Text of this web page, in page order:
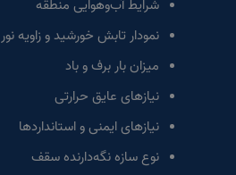
شرایط آب‌وهوایی منطقه
نمودار تابش خورشید و زاویه نور
میزان بار برف و باد
نیازهای عایق حرارتی
نیازهای ایمنی و استانداردها
نوع سازه نگه‌دارنده سقف